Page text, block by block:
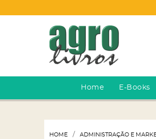
Home E-Books
HOME ADMINISTRAÇÃO E